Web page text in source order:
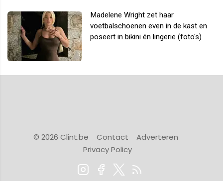
Madelene Wright zet haar
voetbalschoenen even in de kast en
poseert in bikini én lingerie (foto's)
© 2026 Clint.be Contact
Adverteren
Privacy Policy